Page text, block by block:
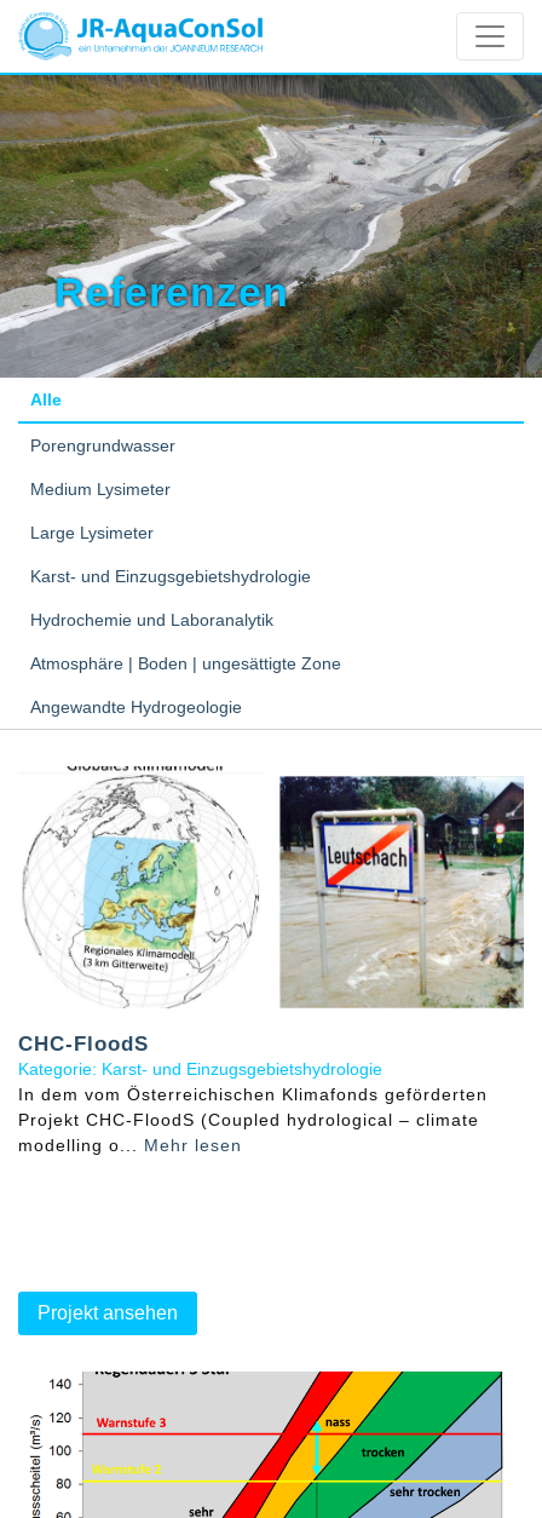
Referenzen
Alle
Porengrundwasser
Medium Lysimeter
Large Lysimeter
Karst- und Einzugsgebietshydrologie
Hydrochemie und Laboranalytik
Atmosphäre | Boden | ungesättigte Zone
Angewandte Hydrogeologie
CHC-FloodS
Kategorie: Karst- und Einzugsgebietshydrologie
In dem vom Österreichischen Klimafonds geförderten
Projekt CHC-FloodS (Coupled hydrological – climate
modelling o... Mehr lesen
Projekt ansehen